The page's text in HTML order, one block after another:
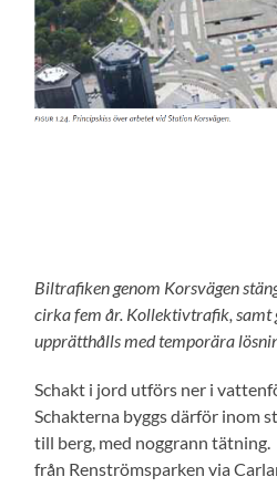
Biltrafiken genom Korsvägen
cirka fem år. Kollektivtrafik, samt
upprätthålls med temporära
Schakt i jord utförs ner i
Schakterna byggs därför inom
till berg, med noggrann
från Renströmsparken via